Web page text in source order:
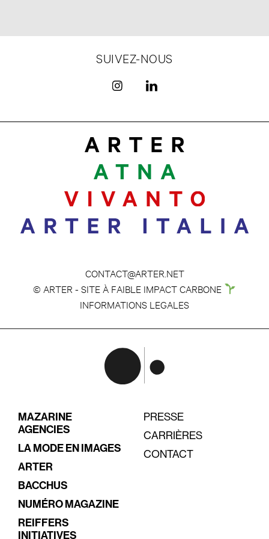
SUIVEZ-NOUS
CONTACT@ARTER.NET
© ARTER - SITE À FAIBLE IMPACT CARBONE
INFORMATIONS LEGALES
MAZARINE
AGENCIES
LA MODE EN IMAGES
ARTER
BACCHUS
NUMÉRO MAGAZINE
REIFFERS
INITIATIVES
PRESSE
CARRIÈRES
CONTACT